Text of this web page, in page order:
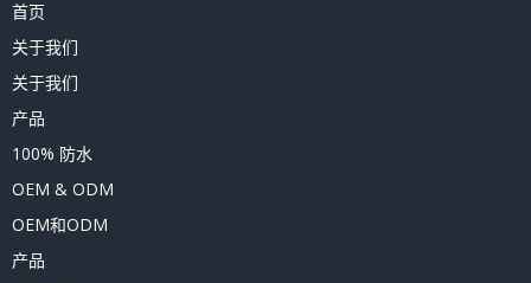
首页
关于我们
关于我们
产品
100% 防水
OEM & ODM
OEM和ODM
产品